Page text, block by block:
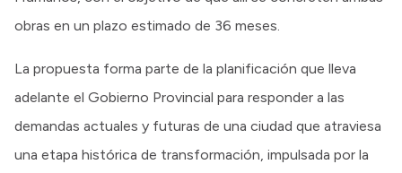
obras en un plazo estimado de 36 meses.
La propuesta forma parte de la planificación que lleva
adelante el Gobierno Provincial para responder a las
demandas actuales y futuras de una ciudad que atraviesa
una etapa histórica de transformación, impulsada por la